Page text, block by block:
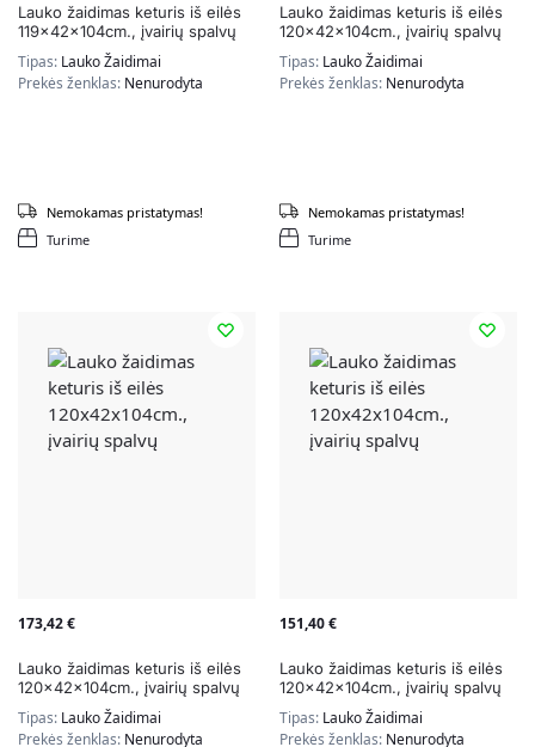
Lauko žaidimas keturis iš eilės
119x42x104cm., įvairių spalvų
Tipas: Lauko Žaidimai
Prekės ženklas: Nenurodyta
Turime
Nemokamas pristatymas!
Lauko žaidimas keturis iš eilės
120x42x104cm., įvairių spalvų
Tipas: Lauko Žaidimai
Prekės ženklas: Nenurodyta
Turime
Nemokamas pristatymas!
173,42€
Lauko žaidimas keturis iš eilės
120x42x104cm., įvairių spalvų
Tipas: Lauko Žaidimai
Prekės ženklas: Nenurodyta
151,40€
Lauko žaidimas keturis iš eilės
120x42x104cm., įvairių spalvų
Tipas: Lauko Žaidimai
Prekės ženklas: Nenurodyta